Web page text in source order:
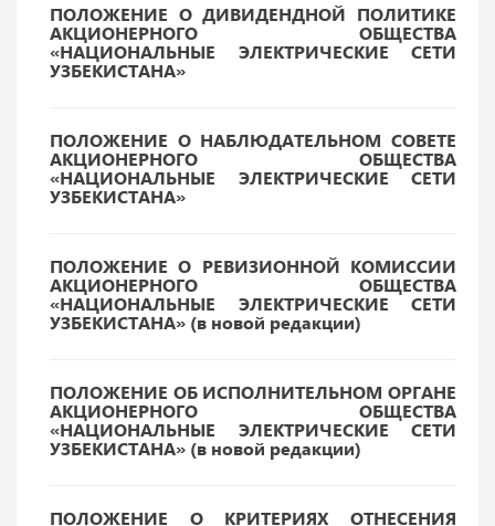
ПОЛОЖЕНИЕ О ДИВИДЕНДНОЙ ПОЛИТИКЕ
АКЦИОНЕРНОГО ОБЩЕСТВА
«НАЦИОНАЛЬНЫЕ ЭЛЕКТРИЧЕСКИЕ СЕТИ
УЗБЕКИСТАНА»
ПОЛОЖЕНИЕ О НАБЛЮДАТЕЛЬНОМ СОВЕТЕ
АКЦИОНЕРНОГО ОБЩЕСТВА
«НАЦИОНАЛЬНЫЕ ЭЛЕКТРИЧЕСКИЕ СЕТИ
УЗБЕКИСТАНА»
ПОЛОЖЕНИЕ О РЕВИЗИОННОЙ КОМИССИИ
АКЦИОНЕРНОГО ОБЩЕСТВА
«НАЦИОНАЛЬНЫЕ ЭЛЕКТРИЧЕСКИЕ СЕТИ
УЗБЕКИСТАНА» (в новой редакции)
ПОЛОЖЕНИЕ ОБ ИСПОЛНИТЕЛЬНОМ ОРГАНЕ
АКЦИОНЕРНОГО ОБЩЕСТВА
«НАЦИОНАЛЬНЫЕ ЭЛЕКТРИЧЕСКИЕ СЕТИ
УЗБЕКИСТАНА» (в новой редакции)
ПОЛОЖЕНИЕ О КРИТЕРИЯХ ОТНЕСЕНИЯ